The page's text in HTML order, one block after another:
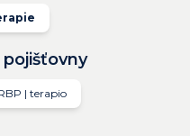
| terapio